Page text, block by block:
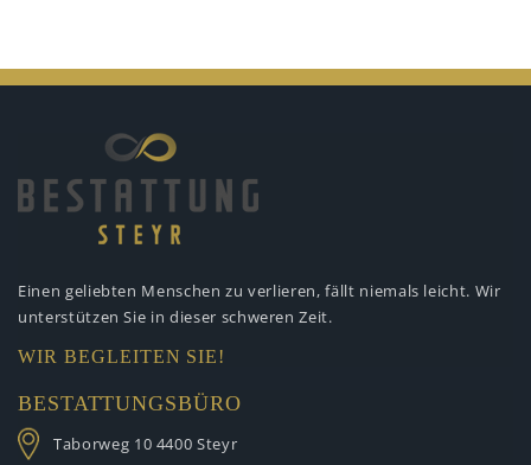
Einen geliebten Menschen zu verlieren, fällt niemals leicht. Wir
unterstützen Sie in dieser schweren Zeit.
WIR BEGLEITEN SIE!
BESTATTUNGSBÜRO
Taborweg 10 4400 Steyr